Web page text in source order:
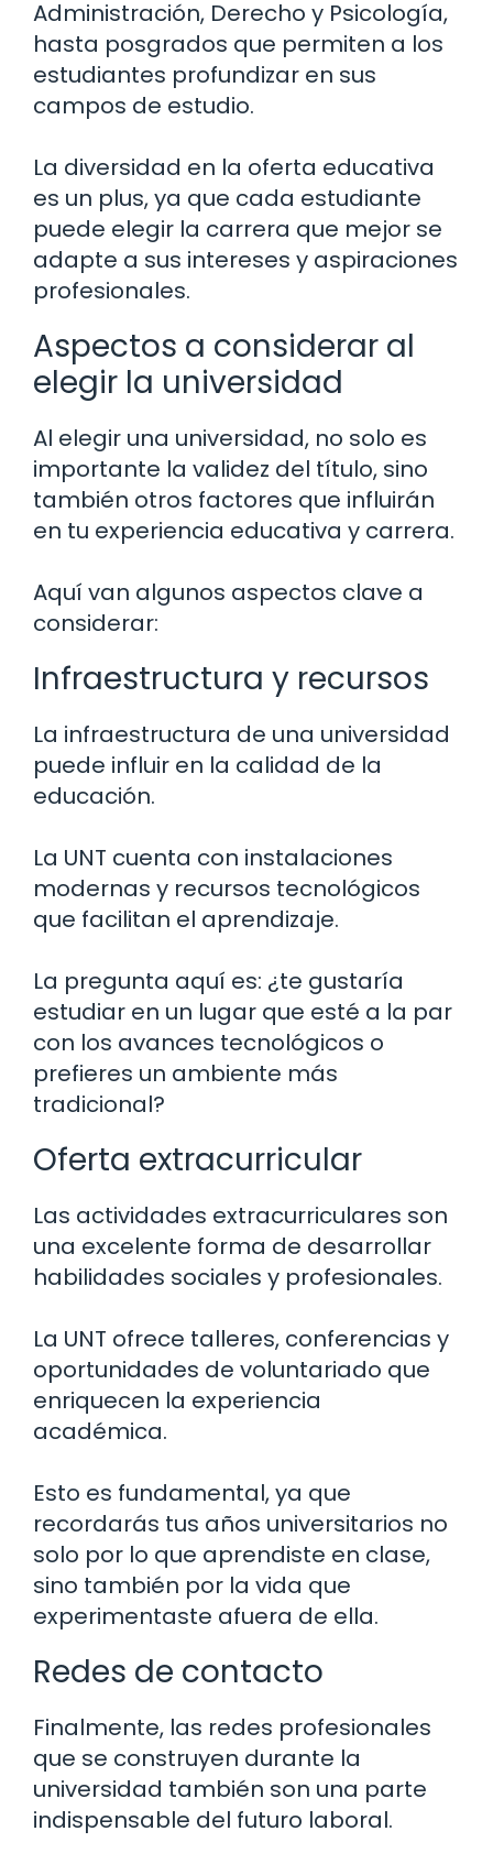
Administración, Derecho y Psicología,
hasta posgrados que permiten a los
estudiantes profundizar en sus
campos de estudio.
La diversidad en la oferta educativa
es un plus, ya que cada estudiante
puede elegir la carrera que mejor se
adapte a sus intereses y aspiraciones
profesionales.
Aspectos a considerar al
elegir la universidad
Al elegir una universidad, no solo es
importante la validez del título, sino
también otros factores que influirán
en tu experiencia educativa y carrera.
Aquí van algunos aspectos clave a
considerar:
Infraestructura y recursos
La infraestructura de una universidad
puede influir en la calidad de la
educación.
La UNT cuenta con instalaciones
modernas y recursos tecnológicos
que facilitan el aprendizaje.
La pregunta aquí es: ¿te gustaría
estudiar en un lugar que esté a la par
con los avances tecnológicos o
prefieres un ambiente más
tradicional?
Oferta extracurricular
Las actividades extracurriculares son
una excelente forma de desarrollar
habilidades sociales y profesionales.
La UNT ofrece talleres, conferencias y
oportunidades de voluntariado que
enriquecen la experiencia
académica.
Esto es fundamental, ya que
recordarás tus años universitarios no
solo por lo que aprendiste en clase,
sino también por la vida que
experimentaste afuera de ella.
Redes de contacto
Finalmente, las redes profesionales
que se construyen durante la
universidad también son una parte
indispensable del futuro laboral.